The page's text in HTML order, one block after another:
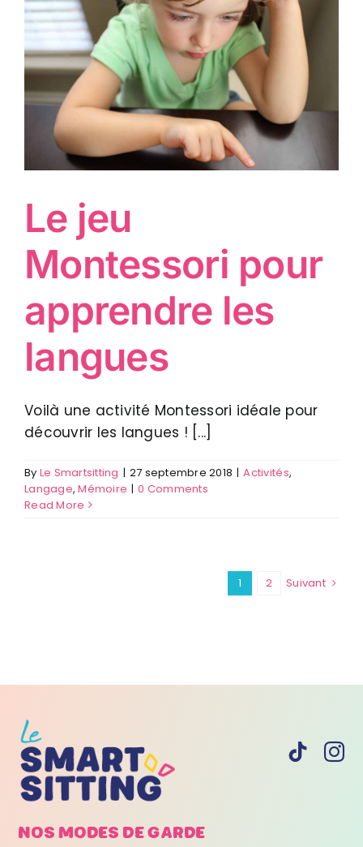
Le jeu
Montessori pour
apprendre les
langues
Voilà une activité Montessori idéale pour
découvrir les langues ! [...]
By Le Smartsitting | 27 septembre 2018 | Activités,
Langage,Mémoire | 0 Comments
Read More
1 2 Suivant
NOS MODES DEGARDE